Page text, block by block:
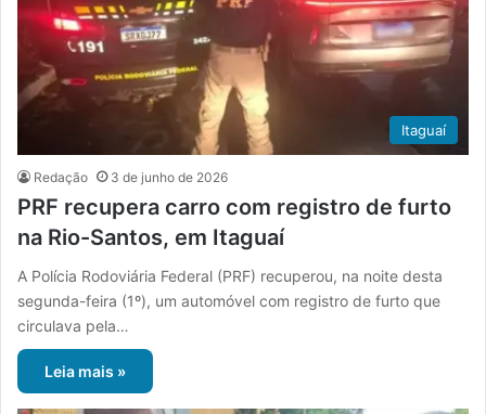
Itaguaí
Redação 3 de junho de 2026
PRF recupera carro com registro de furto
na Rio-Santos, em Itaguaí
A Polícia Rodoviária Federal (PRF) recuperou, na noite desta
segunda-feira (1º), um automóvel com registro de furto que
circulava pela…
Leia mais »